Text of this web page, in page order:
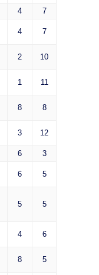
4 7
4 7
2 10
1 11
8 8
3 12
6 3
6 5
5 5
4 6
8 5